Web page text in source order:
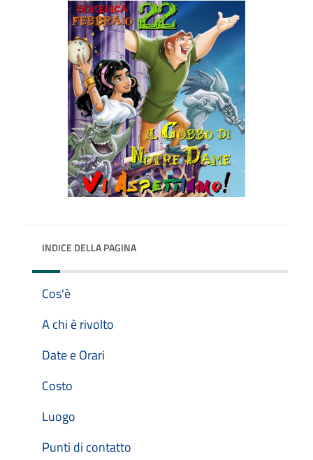
INDICE DELLA PAGINA
Cos'è
A chi è rivolto
Date e Orari
Costo
Luogo
Punti di contatto